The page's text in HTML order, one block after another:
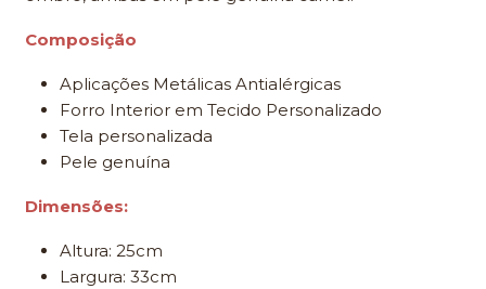
Composição
Aplicações Metálicas Antialérgicas
Forro Interior em Tecido Personalizado
Tela personalizada
Pele genuína
Dimensões:
Altura: 25cm
Largura: 33cm